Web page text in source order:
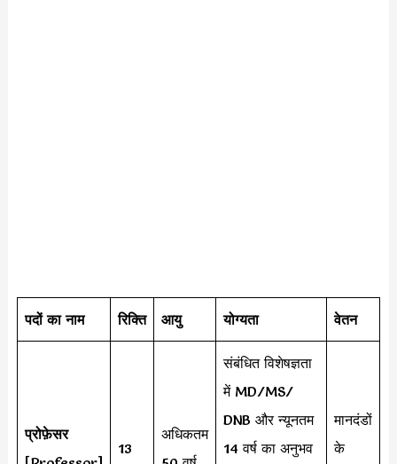
पदों का नाम रिक्ति आयु योग्यता वेतन
प्रोफ़ेसर
13
अधिकतम
संबंधित विशेषज्ञता
में MD/MS/
DNB और न्यूनतम
14 वर्ष का अनुभव
मानदंडों
के